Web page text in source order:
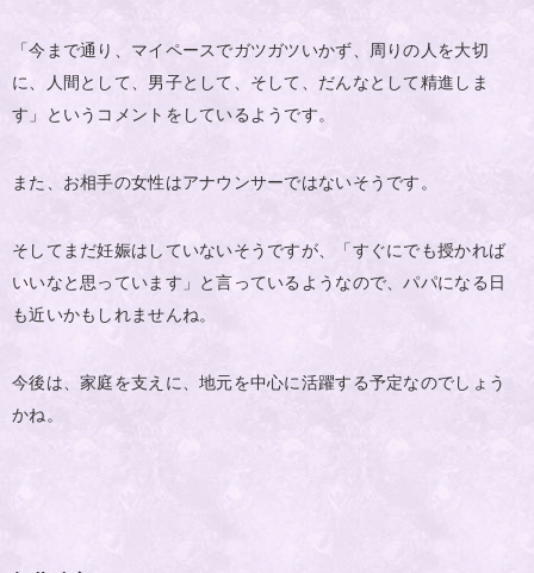
「今まで通り、マイペースでガツガツいかず、周りの人を大切
に、人間として、男子として、そして、だんなとして精進しま
す」というコメントをしているようです。
また、お相手の女性はアナウンサーではないそうです。
そしてまだ妊娠はしていないそうですが、「すぐにでも授かれば
いいなと思っています」と言っているようなので、パパになる日
も近いかもしれませんね。
今後は、家庭を支えに、地元を中心に活躍する予定なのでしょう
かね。